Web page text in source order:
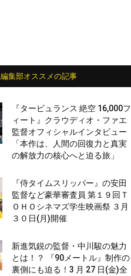
編集部オススメの記事
『タービュランス 絶空 16,000フ
ィート』クラウディオ・ファエ
監督オフィシャルインタビュー
「本作は、人間の回復力と真実
の解放力の核心へと迫る旅」
『侍タイムスリッパー』の安田
監督など豪華審査員 第１９回Ｔ
ＯＨＯシネマズ学生映画祭 ３月
３０日(月)開催
新進気鋭の監督・中川駿の魅力
とは！？ 『90メートル』制作の
裏側にも迫る！3 月 27 日(金)全